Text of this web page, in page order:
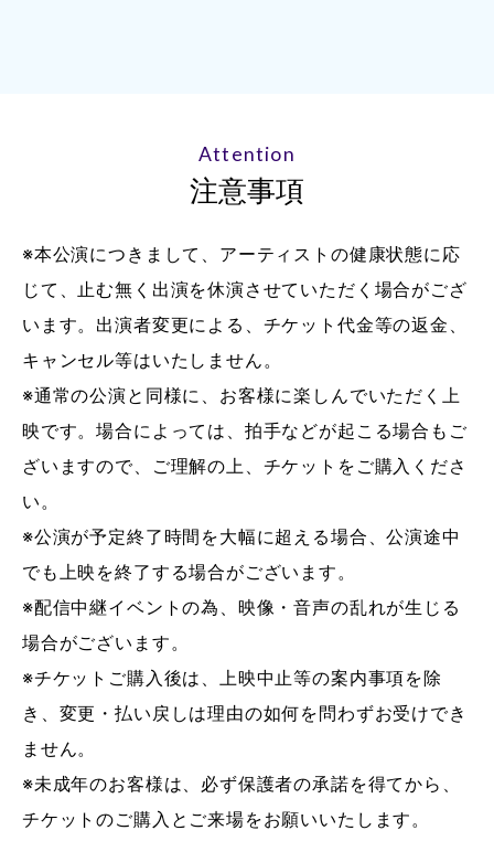
Attention
注意事項
※本公演につきまして、アーティストの健康状態に応
じて、止む無く出演を休演させていただく場合がござ
います。出演者変更による、チケット代金等の返金、
キャンセル等はいたしません。
※通常の公演と同様に、お客様に楽しんでいただく上
映です。場合によっては、拍手などが起こる場合もご
ざいますので、ご理解の上、チケットをご購入くださ
い。
※公演が予定終了時間を大幅に超える場合、公演途中
でも上映を終了する場合がございます。
※配信中継イベントの為、映像・音声の乱れが生じる
場合がございます。
※チケットご購入後は、上映中止等の案内事項を除
き、変更・払い戻しは理由の如何を問わずお受けでき
ません。
※未成年のお客様は、必ず保護者の承諾を得てから、
チケットのご購入とご来場をお願いいたします。